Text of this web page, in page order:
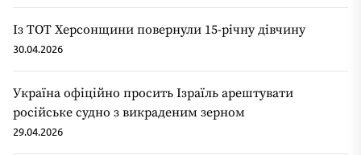
Із ТОТ Херсонщини повернули 15-річну дівчину
30.04.2026
Україна офіційно просить Ізраїль арештувати
російське судно з викраденим зерном
29.04.2026